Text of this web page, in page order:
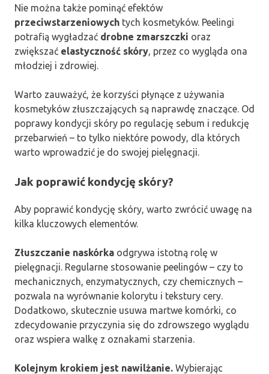
Nie można także pominąć efektów
przeciwstarzeniowych tych kosmetyków. Peelingi
potrafią wygładzać drobne zmarszczki oraz
zwiększać elastyczność skóry, przez co wygląda ona
młodziej i zdrowiej.
Warto zauważyć, że korzyści płynące z używania
kosmetyków złuszczających są naprawdę znaczące. Od
poprawy kondycji skóry po regulację sebum i redukcję
przebarwień – to tylko niektóre powody, dla których
warto wprowadzić je do swojej pielęgnacji.
Jak poprawić kondycję skóry?
Aby poprawić kondycję skóry, warto zwrócić uwagę na
kilka kluczowych elementów.
Złuszczanie naskórka odgrywa istotną rolę w
pielęgnacji. Regularne stosowanie peelingów – czy to
mechanicznych, enzymatycznych, czy chemicznych –
pozwala na wyrównanie kolorytu i tekstury cery.
Dodatkowo, skutecznie usuwa martwe komórki, co
zdecydowanie przyczynia się do zdrowszego wyglądu
oraz wspiera walkę z oznakami starzenia.
Kolejnym krokiem jest nawilżanie. Wybierając